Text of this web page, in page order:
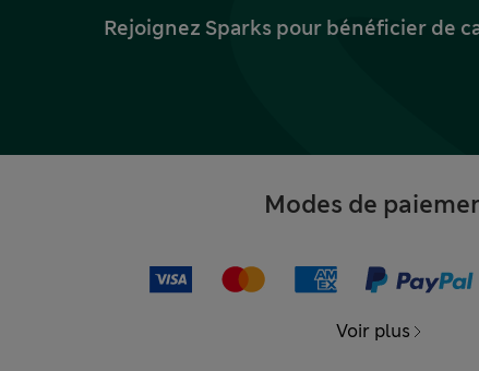
Rejoignez Sparks pour bénéficier de
Modes de
Voir plus